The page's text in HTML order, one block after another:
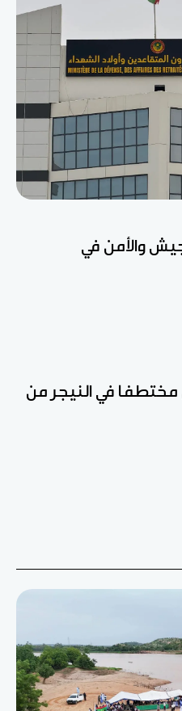
والأمن في
مختطفا في النيجر من